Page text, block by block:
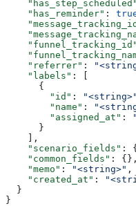
    "has_step_scheduled"
    "has_reminder"
:
    "funnel_tracking_id"
    "referrer"
:
    "labels"
: [
      {
        "id"
: "<string>"
        "name"
:
        "assigned_at"
:
      }
    ],
    "scenario_fields"
:
    "common_fields"
: {},
    "memo"
: "<string>" ,
    "created_at"
:
  }
}